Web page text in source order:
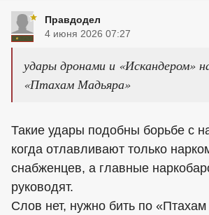
Правдодел
4 июня 2026 07:27
удары дронами и «Искандером»
«Птахам Мадьяра»
Такие удары подобны борьбе с
когда отлавливают только
снабженцев, а главные
руководят.
Слов нет, нужно бить по